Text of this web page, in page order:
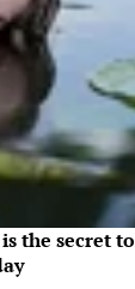
the secret to